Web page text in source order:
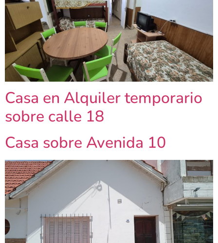
Casa en Alquiler temporario
sobre calle 18
Casa sobre Avenida 10